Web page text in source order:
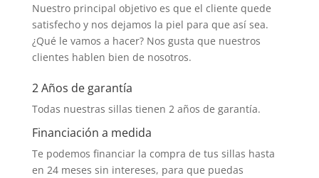
Nuestro principal objetivo es que el cliente quede
satisfecho y nos dejamos la piel para que así sea.
¿Qué le vamos a hacer? Nos gusta que nuestros
clientes hablen bien de nosotros.
2 Años de garantía
Todas nuestras sillas tienen 2 años de garantía.
Financiación a medida
Te podemos financiar la compra de tus sillas hasta
en 24 meses sin intereses, para que puedas